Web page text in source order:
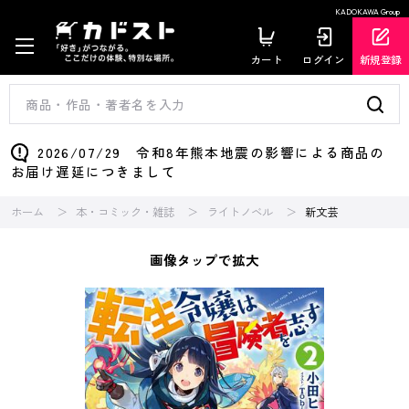
KADOKAWA Group
カート ログイン 新規登録
2026/07/29 令和8年熊本地震の影響による商品の
お届け遅延につきまして
ホーム 本・コミック・雑誌 ライトノベル 新文芸
画像タップで拡大